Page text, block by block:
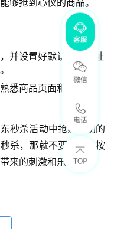
并设置好默认收货地址
悉商品页面和结账流
秒杀活动中抢购成功的
杀，那就不要犹豫，按
来的刺激和乐趣吧！